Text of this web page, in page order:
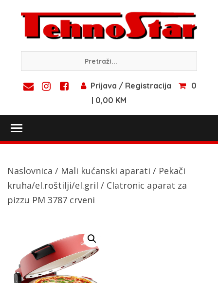
content
Prijava / Registracija
0
| 0,00 KM
Naslovnica / Mali kućanski aparati / Pekači
kruha/el.roštilji/el.gril / Clatronic aparat za
pizzu PM 3787 crveni